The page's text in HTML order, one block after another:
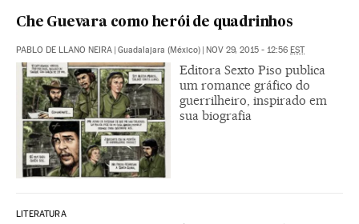
Che Guevara como herói de quadrinhos
PABLO DE LLANO NEIRA | Guadalajara (México) | NOV 29, 2015 - 12:56 EST
Editora Sexto Piso publica
um romance gráfico do
guerrilheiro, inspirado em
sua biografia
LITERATURA